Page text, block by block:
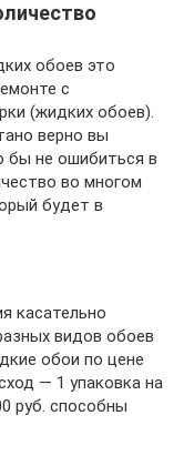
обоев это
с
(жидких обоев).
верно вы
бы не ошибиться в
во многом
будет в
касательно
видов обоев
обои по цене
— 1 упаковка на
руб. способны